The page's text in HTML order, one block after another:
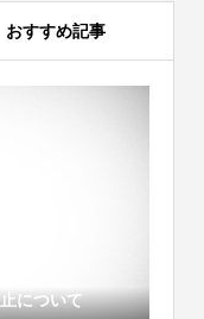
おすすめ記事
について